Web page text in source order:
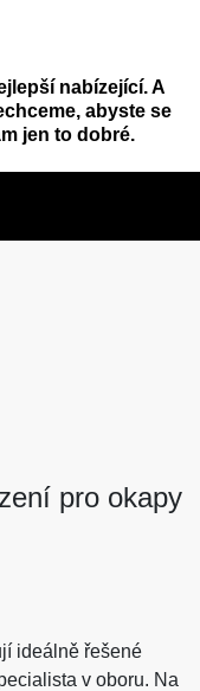
nabízející. A
abyste se
jen to dobré.
pro okapy
ideálně řešené
v oboru. Na